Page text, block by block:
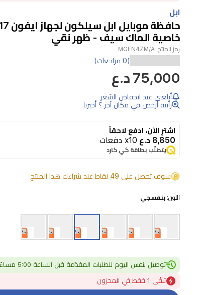
ابل
خاصية الماك سيف - ظهر نقي
رمز المنتج: MGFN4ZM/A
(0 مراجعات)
75,000 د.ع
أبلغني عند انخفاض السّعر
رأيته أرخص في مكان آخر ؟ أخبرنا
اشترِ الآن، ادفع لاحقاً
8,850 د.ع x10 دفعات
يتطلّب بطاقة كي كارد
سوف تحصل على 49 نقاط عند شراءك هذا المنتج
اللون: بنفسجي
توصيل بنفس اليوم للطلبات المقدّمة قبل الساعة 5:00 مساءً
تبقًى 1 فقط في المخزون